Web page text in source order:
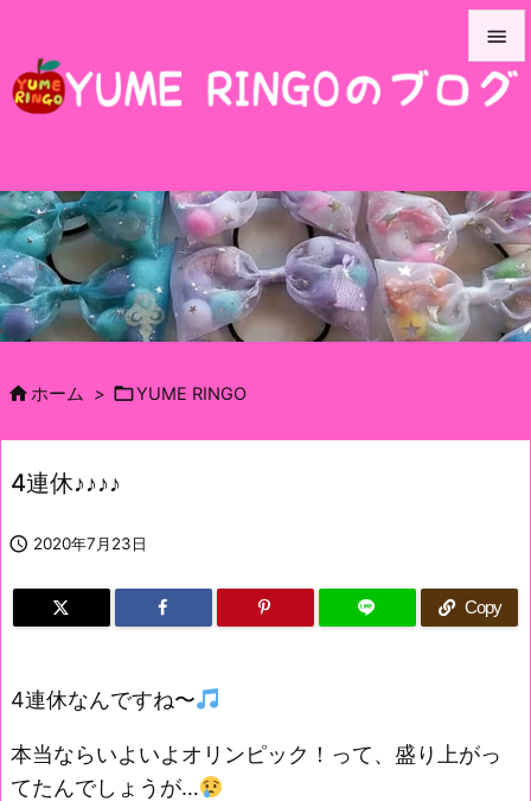



前へ

次へ

ホーム > YUME RINGO
4連休♪♪♪♪
 2020年7月23日
Copy
4連休なんですね〜
本当ならいよいよオリンピック！って、盛り上がっ
てたんでしょうが…